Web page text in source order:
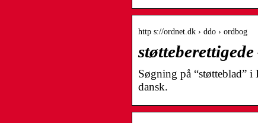
http s://ordnet.dk › ddo › ordbog
Søgning på “støtteblad”
dansk.